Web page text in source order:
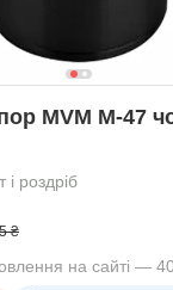
MVM M-47
і роздріб
₴
на сайті —